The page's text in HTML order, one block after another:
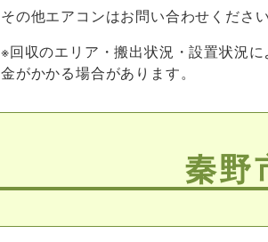
その他エアコンはお問い合わせください
※回収のエリア・搬出状況・設置状況
金がかかる場合があります。
秦野